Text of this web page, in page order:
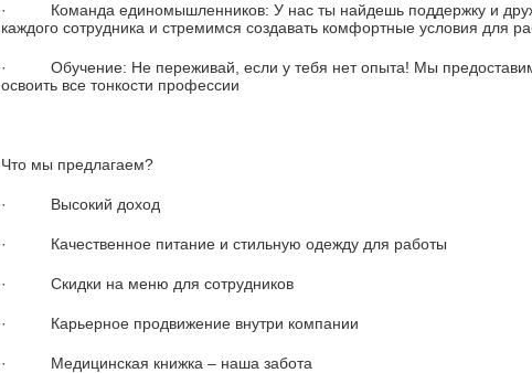
· Команда единомышленников: У нас ты найдешь поддержку и
каждого сотрудника и стремимся создавать комфортные условия для
· Обучение: Не переживай, если у тебя нет опыта! Мы
освоить все тонкости профессии
Что мы предлагаем?
· Высокий доход
· Качественное питание и стильную одежду для работы
· Скидки на меню для сотрудников
· Карьерное продвижение внутри компании
· Медицинская книжка – наша забота